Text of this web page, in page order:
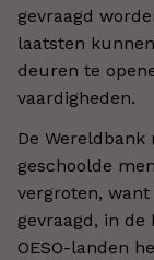
gevraagd
laatsten
deuren te
vaardigheden.
De
geschoolde
vergroten,
gevraagd, in de
OESO-landen